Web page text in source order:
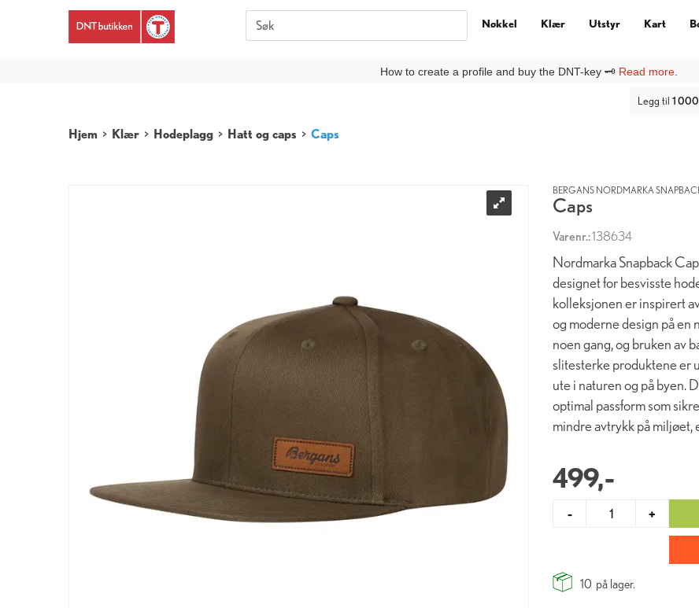
Er du ny kunde på DNTbutikken, må du lage deg enNy kunde-profil under
Nøkkel Klær Utstyr Kart
Legg til 1 000
Hjem > Klær > Hodeplagg > Hatt og caps > Caps
BERGANS NORDMARKA
Caps
Varenr.:138634
Nordmarka Snapback
designet for besvisste
kolleksjonen er inspirert
og moderne design på en
noen gang, og bruken av
slitesterke produktene er
ute i naturen og på byen.
optimal passform som
mindre avtrykk på
499,-
- +
10 på lager.